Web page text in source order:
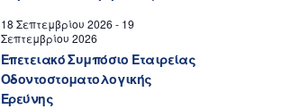
18 Σεπτεμβρίου 2026 - 19
Σεπτεμβρίου 2026
Επετειακό Συμπόσιο Εταιρείας
Οδοντοστοματολογικής
Ερεύνης